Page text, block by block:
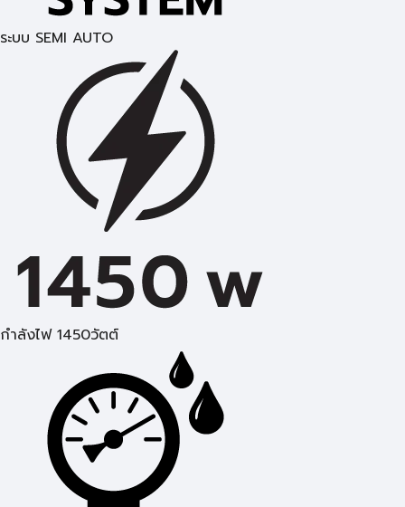
ระบบ SEMI AUTO
กำลังไฟ 1450วัตต์